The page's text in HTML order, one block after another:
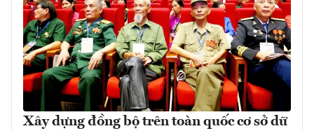
Xây dựng đồng bộ trên toàn quốc cơ sở dữ